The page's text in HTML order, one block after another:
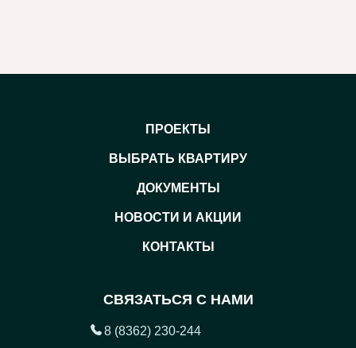
ПРОЕКТЫ
ВЫБРАТЬ КВАРТИРУ
ДОКУМЕНТЫ
НОВОСТИ И АКЦИИ
КОНТАКТЫ
СВЯЗАТЬСЯ С НАМИ
8 (8362) 230-244